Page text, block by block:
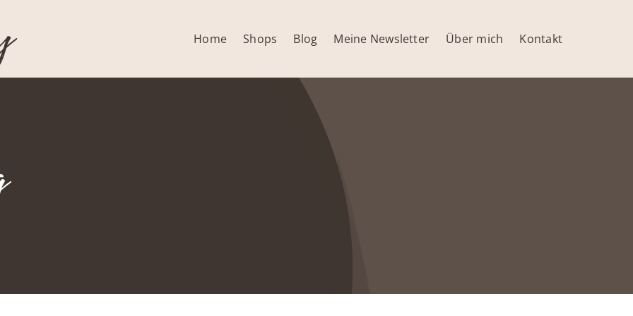
Home Shops Blog Meine Newsletter Über mich Kontakt